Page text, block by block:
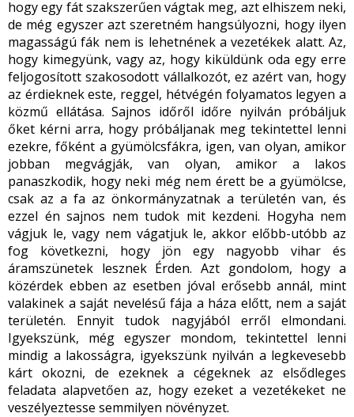
hogy egy fát szakszerűen vágtak meg, azt elhiszem neki,
de még egyszer azt szeretném hangsúlyozni, hogy ilyen
magasságú fák nem is lehetnének a vezetékek alatt. Az,
hogy kimegyünk, vagy az, hogy kiküldünk oda egy erre
feljogosított szakosodott vállalkozót, ez azért van, hogy
az érdieknek este, reggel, hétvégén folyamatos legyen a
közmű ellátása. Sajnos időről időre nyilván próbáljuk
őket kérni arra, hogy próbáljanak meg tekintettel lenni
ezekre, főként a gyümölcsfákra, igen, van olyan, amikor
jobban megvágják, van olyan, amikor a lakos
panaszkodik, hogy neki még nem érett be a gyümölcse,
csak az a fa az önkormányzatnak a területén van, és
ezzel én sajnos nem tudok mit kezdeni. Hogyha nem
vágjuk le, vagy nem vágatjuk le, akkor előbb-utóbb az
fog következni, hogy jön egy nagyobb vihar és
áramszünetek lesznek Érden. Azt gondolom, hogy a
közérdek ebben az esetben jóval erősebb annál, mint
valakinek a saját nevelésű fája a háza előtt, nem a saját
területén. Ennyit tudok nagyjából erről elmondani.
Igyekszünk, még egyszer mondom, tekintettel lenni
mindig a lakosságra, igyekszünk nyilván a legkevesebb
kárt okozni, de ezeknek a cégeknek az elsődleges
feladata alapvetően az, hogy ezeket a vezetékeket ne
veszélyeztesse semmilyen növényzet.